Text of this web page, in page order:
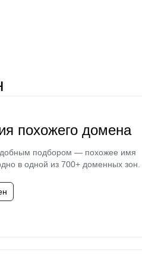
похожего домена
подбором — похожее имя
в одной из 700+ доменных зон.